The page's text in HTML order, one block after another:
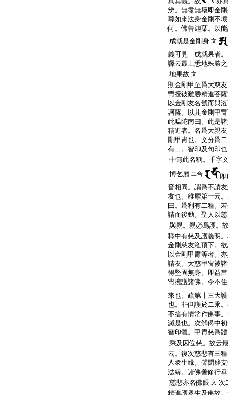
辨。無盡無壞即金
尊如來法身金剛不
何。佛告迦葉。以
成就是金剛身 文
義可見 成就果者。
譯云最上悉地殊勝
地果故 文
則金剛甲至爲大慈
冑授彼難勝精進菩
以金剛友名號而與
訶薩。以其金剛甲
此嗢陀南曰。此是
精進者。名爲大親
剛甲冑也。文分爲
有二。智印及句印
中無此名稱。千字
博乞麗 二合
音相同。謂爲不請
友也。維摩第一云
曰。爲利有二種。
請而後動。聖人以
與親。親必爲護。
釋中有慈及護義明
金剛慈友潅頂下。
以金剛甲冑等者。
請友。大慈甲冑被
得堅固無身。即益
冑擁護諸佛。令不
來也。疏第十三大
也。非但護於二乘
不捨有情常作佛事
滅是也。次解偈中
智印體。甲冑慈爲
乘及因位慈。故云
云。復次慈悲有三
人衆生縁。聲聞辟
法縁。諸佛善修行
慈悲亦名佛眼 文 次
精進護衆生及佛故